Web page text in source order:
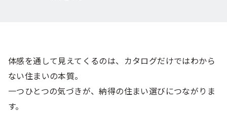
体感を通して見えてくるのは、カタログだけではわから
ない住まいの本質。
一つひとつの気づきが、納得の住まい選びにつながりま
す。